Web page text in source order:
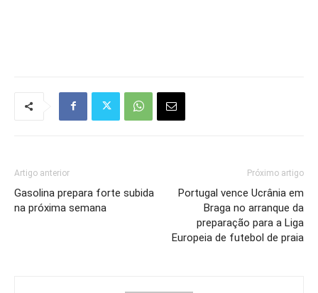
Artigo anterior
Gasolina prepara forte subida
na próxima semana
Próximo artigo
Portugal vence Ucrânia em
Braga no arranque da
preparação para a Liga
Europeia de futebol de praia